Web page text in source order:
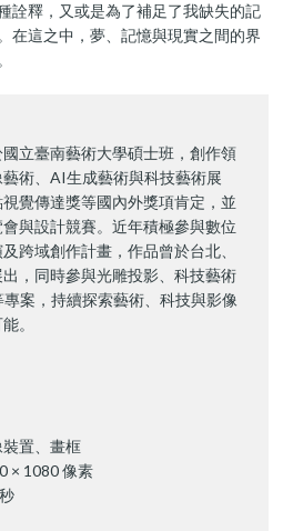
詮釋，又或是為了補足了我缺失的記
在這之中，夢、記憶與現實之間的界
立臺南藝術大學碩士班，創作領
術、AI生成藝術與科技藝術展
覺傳達獎等國內外獎項肯定，並
與設計競賽。近年積極參與數位
跨域創作計畫，作品曾於台北、
，同時參與光雕投影、科技藝術
案，持續探索藝術、科技與影像
。
置、畫框
× 1080 像素